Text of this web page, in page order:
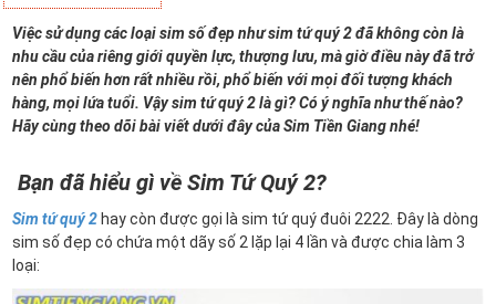
Việc sử dụng các loại sim số đẹp như sim tứ quý 2 đã không còn là
nhu cầu của riêng giới quyền lực, thượng lưu, mà giờ điều này đã trở
nên phổ biến hơn rất nhiều rồi, phổ biến với mọi đối tượng khách
hàng, mọi lứa tuổi. Vậy sim tứ quý 2 là gì? Có ý nghĩa như thế nào?
Hãy cùng theo dõi bài viết dưới đây của Sim Tiền Giang nhé!
Bạn đã hiểu gì về Sim Tứ Quý 2?
Sim tứ quý 2 hay còn được gọi là sim tứ quý đuôi 2222. Đây là dòng
sim số đẹp có chứa một dãy số 2 lặp lại 4 lần và được chia làm 3
loại: